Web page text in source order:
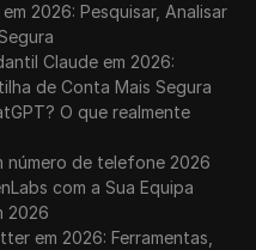
2026: Pesquisar, Analisar
Claude em 2026:
de Conta Mais Segura
O que realmente
número de telefone 2026
com a Sua Equipa
2026
em 2026: Ferramentas,